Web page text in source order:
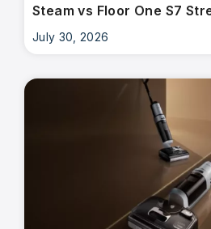
Steam vs Floor One S7
July 30, 2026